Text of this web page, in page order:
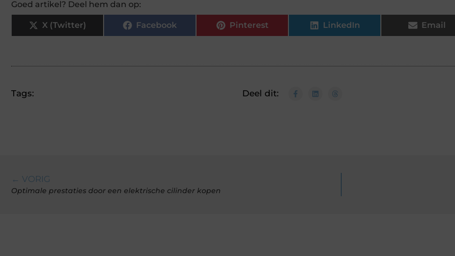
Goed artikel? Deel hem dan op:
X (Twitter) Facebook Pinterest LinkedIn Email
Tags: Deel dit:
← VORIG
Optimale prestaties door een elektrische cilinder kopen